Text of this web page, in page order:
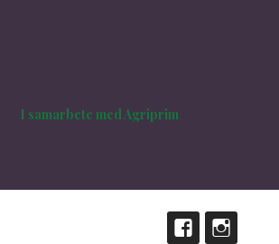
I samarbete med Agriprim